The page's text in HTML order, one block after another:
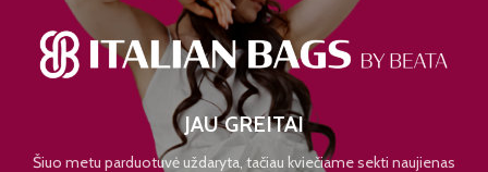
JAU GREITAI
Šiuo metu parduotuvė uždaryta, tačiau kviečiame sekti naujienas